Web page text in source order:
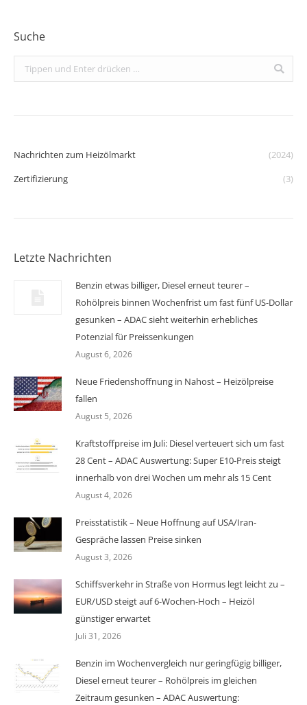
Suche
Search:
Nachrichten zum Heizölmarkt
(2024)
Zertifizierung
(3)
Letzte Nachrichten
Benzin etwas billiger, Diesel erneut teurer –
Rohölpreis binnen Wochenfrist um fast fünf US-Dollar
gesunken – ADAC sieht weiterhin erhebliches
Potenzial für Preissenkungen
August 6, 2026
Neue Friedenshoffnung in Nahost – Heizölpreise
fallen
August 5, 2026
Kraftstoffpreise im Juli: Diesel verteuert sich um fast
28 Cent – ADAC Auswertung: Super E10-Preis steigt
innerhalb von drei Wochen um mehr als 15 Cent
August 4, 2026
Preisstatistik – Neue Hoffnung auf USA/Iran-
Gespräche lassen Preise sinken
August 3, 2026
Schiffsverkehr in Straße von Hormus legt leicht zu –
EUR/USD steigt auf 6-Wochen-Hoch – Heizöl
günstiger erwartet
Juli 31, 2026
Benzin im Wochenvergleich nur geringfügig billiger,
Diesel erneut teurer – Rohölpreis im gleichen
Zeitraum gesunken – ADAC Auswertung: